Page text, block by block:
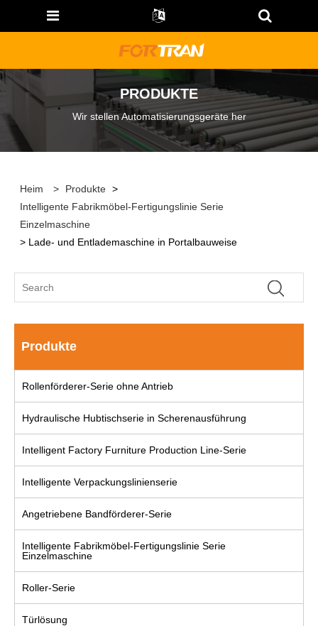
PRODUKTE
Wir stellen Automatisierungsgeräte her
Heim > Produkte >
Intelligente Fabrikmöbel-Fertigungslinie Serie
Einzelmaschine
> Lade- und Entlademaschine in Portalbauweise
Produkte
Rollenförderer-Serie ohne Antrieb
Hydraulische Hubtischserie in Scherenausführung
Intelligent Factory Furniture Production Line-Serie
Intelligente Verpackungslinienserie
Angetriebene Bandförderer-Serie
Intelligente Fabrikmöbel-Fertigungslinie Serie
Einzelmaschine
Roller-Serie
Türlösung